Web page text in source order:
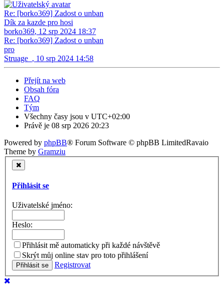
Re: [borko369] Zadost o unban
Dík za kazde pro hosi
borko369, 12 srp 2024 18:37
Re: [borko369] Zadost o unban
pro
Struage_ , 10 srp 2024 14:58
Přejít na web
Obsah fóra
FAQ
Tým
Všechny časy jsou v UTC+02:00
Právě je 08 srp 2026 20:23
Powered by phpBB® Forum Software © phpBB LimitedRavaio
Theme by Gramziu
Přihlásit se
Uživatelské jméno:
Heslo:
Přihlásit mě automaticky při každé návštěvě
Skrýt můj online stav pro toto přihlášení
Registrovat